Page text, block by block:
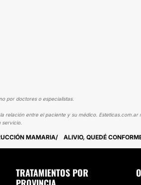
por doctores o especialistas.
relación entre el paciente y su médico. Esteticas.com.ar
MAMARIA ALIVIO, QUEDÉ
TRATAMIENTOS POR